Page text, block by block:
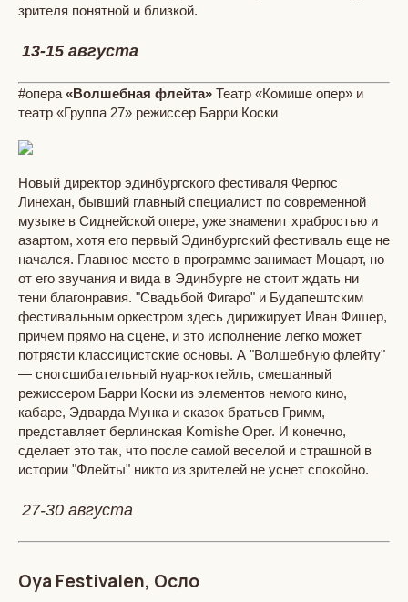
зрителя понятной и близкой.
13-15 августа
#опера «Волшебная флейта» Театр «Комише опер» и
театр «Группа 27» режиссер Барри Коски
Новый директор эдинбургского фестиваля Фергюс
Линехан, бывший главный специалист по современной
музыке в Сиднейской опере, уже знаменит храбростью и
азартом, хотя его первый Эдинбургский фестиваль еще не
начался. Главное место в программе занимает Моцарт, но
от его звучания и вида в Эдинбурге не стоит ждать ни
тени благонравия. "Свадьбой Фигаро" и Будапештским
фестивальным оркестром здесь дирижирует Иван Фишер,
причем прямо на сцене, и это исполнение легко может
потрясти классицистские основы. А "Волшебную флейту"
— сногсшибательный нуар-коктейль, смешанный
режиссером Барри Коски из элементов немого кино,
кабаре, Эдварда Мунка и сказок братьев Гримм,
представляет берлинская Komishe Oper. И конечно,
сделает это так, что после самой веселой и страшной в
истории "Флейты" никто из зрителей не уснет спокойно.
27-30 августа
Oya Festivalen, Осло